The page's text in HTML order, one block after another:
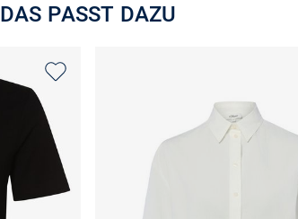
DAS PASST DAZU